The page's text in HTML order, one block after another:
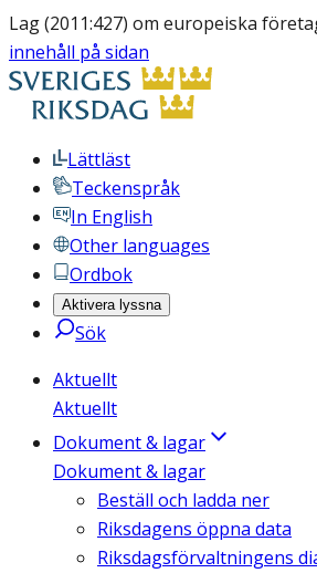
Lag (2011:427) om europeiska
innehåll på sidan
Lättläst
Teckenspråk
In English
Other languages
Ordbok
Aktivera lyssna
Sök
Aktuellt
Aktuellt
Dokument & lagar
Dokument & lagar
Beställ och ladda ner
Riksdagens öppna data
Riksdagsförvaltningens